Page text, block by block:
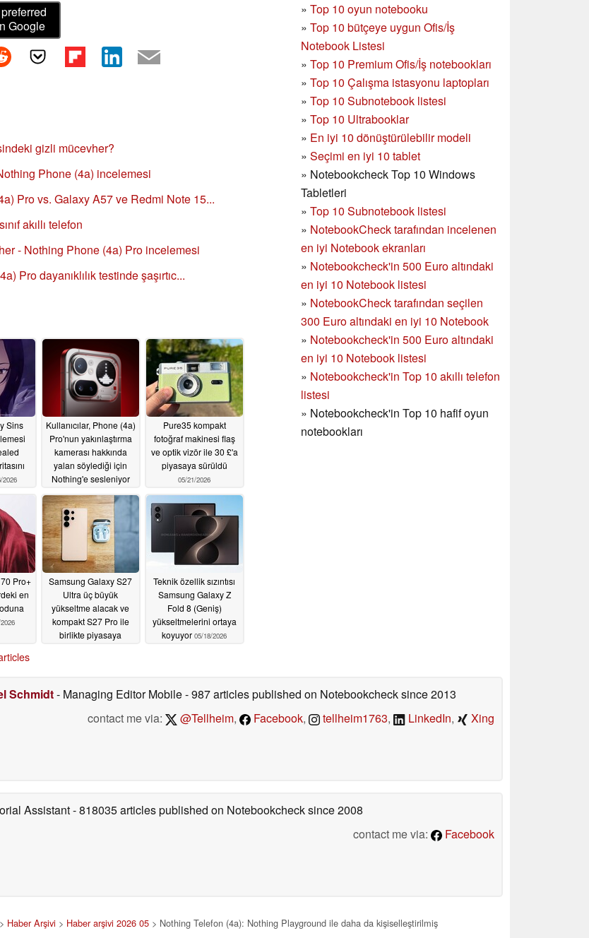
» Top 10 oyun notebooku
» Top 10 bütçeye uygun Ofis/İş
Notebook Listesi
» Top 10 Premium Ofis/İş notebookları
» Top 10 Çalışma istasyonu laptopları
» Top 10 Subnotebook listesi
» Top 10 Ultrabooklar
» En iyi 10 dönüştürülebilir modeli
» Seçimi en iyi 10 tablet
» Notebookcheck Top 10 Windows
Tabletleri
» Top 10 Subnotebook listesi
» NotebookCheck tarafından incelenen
en iyi Notebook ekranları
» Notebookcheck'in 500 Euro altındaki
en iyi 10 Notebook listesi
» NotebookCheck tarafından seçilen
300 Euro altındaki en iyi 10 Notebook
» Notebookcheck'in 500 Euro altındaki
en iyi 10 Notebook listesi
» Notebookcheck'in Top 10 akıllı telefon
listesi
» Notebookcheck'in Top 10 hafif oyun
notebookları
Google
gizli mücevher?
Phone (4a) incelemesi
Pro vs. Galaxy A57 ve Redmi Note 15...
akıllı telefon
- Nothing Phone (4a) Pro incelemesi
Pro dayanıklılık testinde şaşırtıc...
Sins
2026
Kullanıcılar, Phone (4a)
Pro'nun yakınlaştırma
kamerası hakkında
yalan söylediği için
Nothing'e sesleniyor
05/28/2026
Pure35 kompakt
fotoğraf makinesi flaş
ve optik vizör ile 30 £'a
piyasaya sürüldü
05/21/2026
Pro+
en
Samsung Galaxy S27
Ultra üç büyük
yükseltme alacak ve
kompakt S27 Pro ile
birlikte piyasaya
Teknik özellik sızıntısı
Samsung Galaxy Z
Fold 8 (Geniş)
yükseltmelerini ortaya
koyuyor 05/18/2026
Schmidt- Managing Editor Mobile- 987 articles published on Notebookchecksince 2013
contact me via:
@Tellheim, Facebook, tellheim1763, LinkedIn, Xing
Assistant- 818035 articles published on Notebookchecksince 2008
contact me via:
Facebook
Haber Arşivi > Haber arşivi 2026 05 > Nothing Telefon (4a): Nothing Playground ile daha da kişiselleştirilmiş